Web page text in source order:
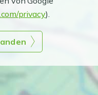
privacy).